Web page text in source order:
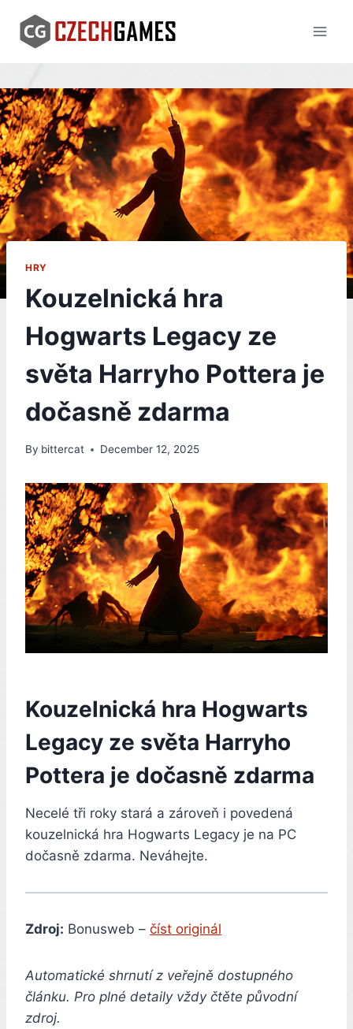
content
HRY
Kouzelnická hra
Hogwarts Legacy ze
světa Harryho Pottera je
dočasně zdarma
By bittercat December 12, 2025
Kouzelnická hra Hogwarts
Legacy ze světa Harryho
Pottera je dočasně zdarma
Necelé tři roky stará a zároveň i povedená
kouzelnická hra Hogwarts Legacy je na PC
dočasně zdarma. Neváhejte.
Zdroj: Bonusweb – číst originál
Automatické shrnutí z veřejně dostupného
článku. Pro plné detaily vždy čtěte původní
zdroj.